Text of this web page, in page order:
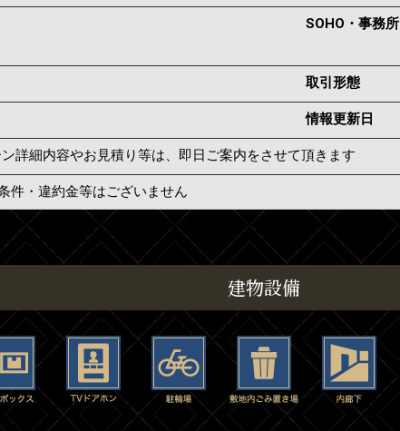
SOHO・事務所
取引形態
情報更新日
詳細内容やお見積り等は、即日ご案内をさせて頂きます
件・違約金等はございません
建物設備